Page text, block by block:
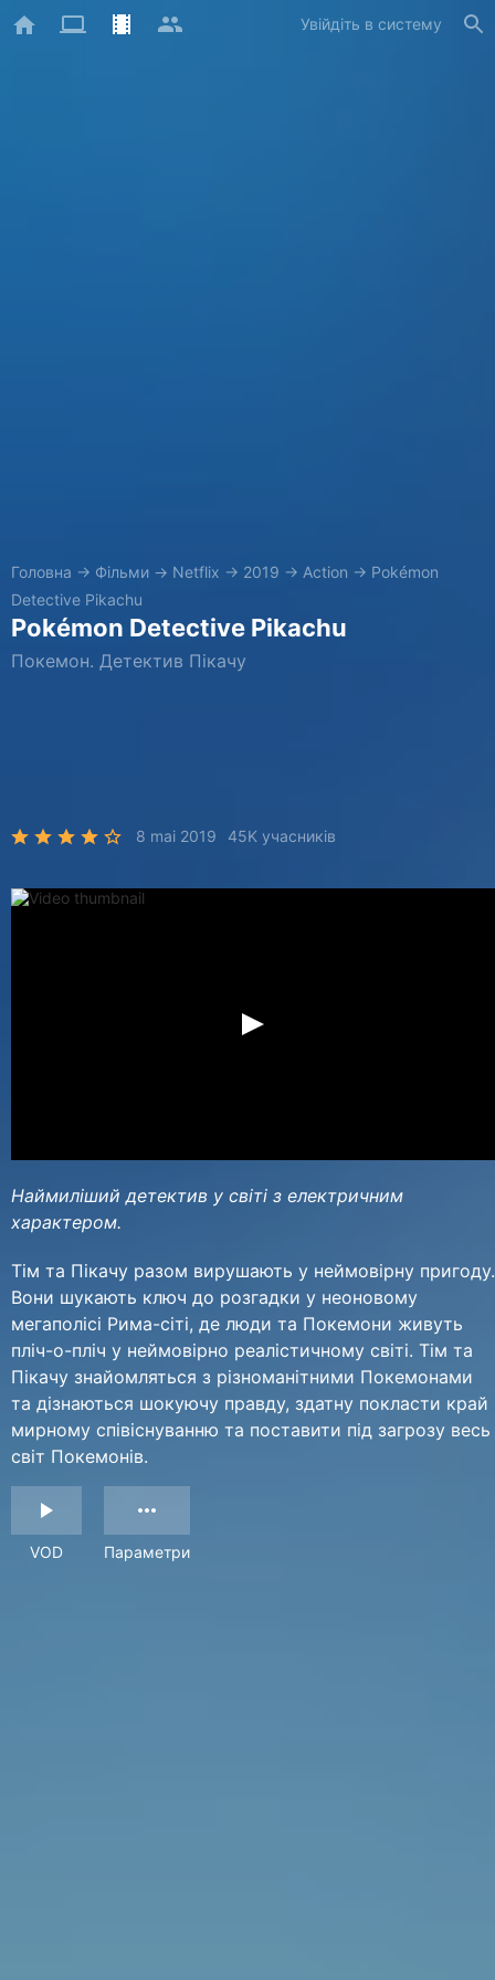
Увійдіть в систему
Головна → Фільми → Netflix → 2019 → Action → Pokémon
Detective Pikachu
Pokémon Detective Pikachu
Покемон. Детектив Пікачу
8 mai 2019 45K учасників
Наймиліший детектив у світі з електричним
характером.
Тім та Пікачу разом вирушають у неймовірну пригоду.
Вони шукають ключ до розгадки у неоновому
мегаполісі Рима-сіті, де люди та Покемони живуть
пліч-о-пліч у неймовірно реалістичному світі. Тім та
Пікачу знайомляться з різноманітними Покемонами
та дізнаються шокуючу правду, здатну покласти край
мирному співіснуванню та поставити під загрозу весь
світ Покемонів.
VOD Параметри